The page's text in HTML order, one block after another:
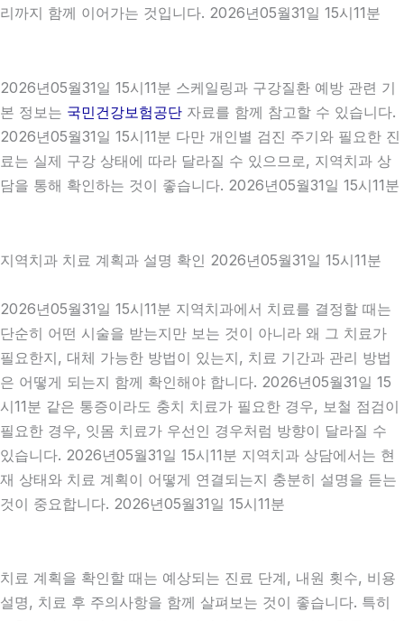
리까지 함께 이어가는 것입니다. 2026년05월31일 15시11분
2026년05월31일 15시11분 스케일링과 구강질환 예방 관련 기
본 정보는 국민건강보험공단 자료를 함께 참고할 수 있습니다.
2026년05월31일 15시11분 다만 개인별 검진 주기와 필요한 진
료는 실제 구강 상태에 따라 달라질 수 있으므로, 지역치과 상
담을 통해 확인하는 것이 좋습니다. 2026년05월31일 15시11분
지역치과 치료 계획과 설명 확인 2026년05월31일 15시11분
2026년05월31일 15시11분 지역치과에서 치료를 결정할 때는
단순히 어떤 시술을 받는지만 보는 것이 아니라 왜 그 치료가
필요한지, 대체 가능한 방법이 있는지, 치료 기간과 관리 방법
은 어떻게 되는지 함께 확인해야 합니다. 2026년05월31일 15
시11분 같은 통증이라도 충치 치료가 필요한 경우, 보철 점검이
필요한 경우, 잇몸 치료가 우선인 경우처럼 방향이 달라질 수
있습니다. 2026년05월31일 15시11분 지역치과 상담에서는 현
재 상태와 치료 계획이 어떻게 연결되는지 충분히 설명을 듣는
것이 중요합니다. 2026년05월31일 15시11분
치료 계획을 확인할 때는 예상되는 진료 단계, 내원 횟수, 비용
설명, 치료 후 주의사항을 함께 살펴보는 것이 좋습니다. 특히